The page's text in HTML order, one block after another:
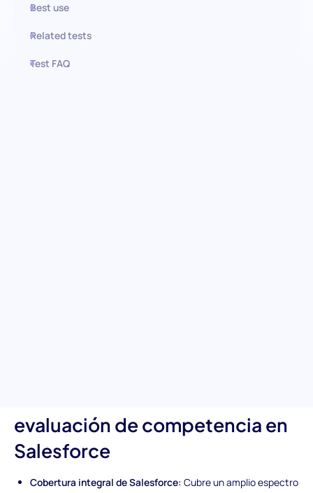
Best use
Related tests
Test FAQ
evaluación de competencia en
Salesforce
Cobertura integral de Salesforce: Cubre un amplio espectro